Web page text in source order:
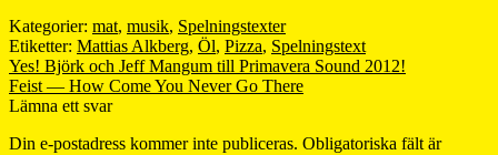
Kategorier: mat, musik, Spelningstexter
Etiketter: Mattias Alkberg, Öl, Pizza, Spelningstext
Inläggsnavigering
Föregående
inlägg:
Yes! Björk och Jeff Mangum till Primavera Sound 2012!
Nästa
inlägg:
Feist — How Come You Never Go There
Lämna ett svar
Din e-postadress kommer inte publiceras. Obligatoriska fält är